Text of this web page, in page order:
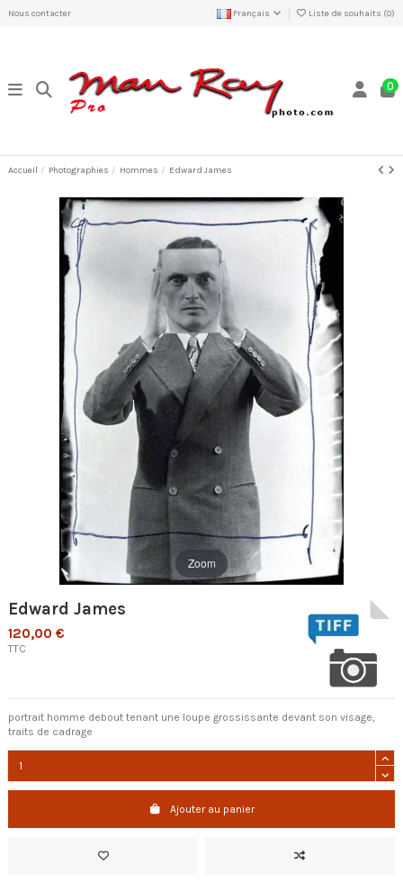
Nous contacter Français Liste de souhaits (0)
0
Accueil Photographies Hommes Edward James
Zoom
Edward James
120,00 €
TTC
portrait homme debout tenant une loupe grossissante devant son visage,
traits de cadrage
Ajouter au panier